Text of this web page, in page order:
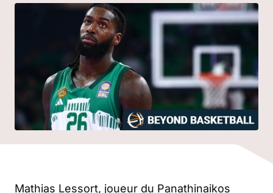
Mathias Lessort, joueur du Panathinaikos